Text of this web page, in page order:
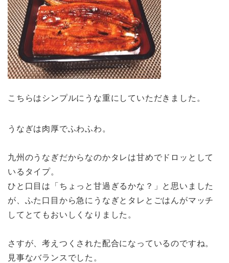
こちらはシンプルにうな重にしていただきました。
うなぎは肉厚でふわふわ。
九州のうなぎだからなのかタレは甘めでドロッとして
いるタイプ。
ひと口目は「ちょっと甘過ぎるかな？」と思いました
が、ふた口目から急にうなぎとタレとごはんがマッチ
してとてもおいしくなりました。
さすが、考えつくされた配合になっているのですね。
見事なバランスでした。